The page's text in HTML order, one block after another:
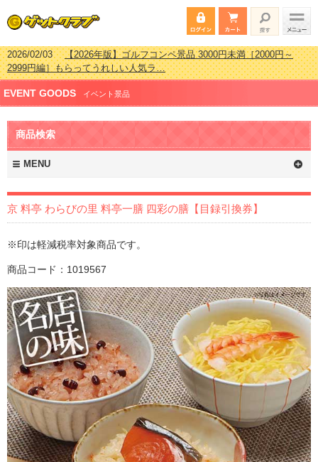
2026/02/03【2026年版】ゴルフコンペ景品 3000円未満［2000円～
2999円編］もらってうれしい人気ラ…
2026/07/15【2026年版】ビンゴゲーム景品おすすめ金額別人気ランキ
ング 更新しました！
2026/04/03【2026年版】ゴルフコンペ景品 3000円未満［2000円～
2999円編］もらってうれしい人気ラ…
2026/02/16
新しました！
EVENT GOODS イベント景品
商品検索
MENU
京 料亭 わらびの里 料亭一膳 四彩の膳【目録引換券】
※印は軽減税率対象商品です。
商品コード：1019567